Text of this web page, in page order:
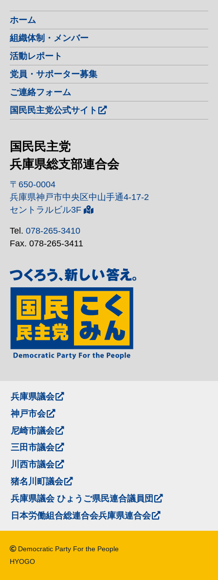
ホーム
組織体制・メンバー
活動レポート
党員・サポーター募集
ご連絡フォーム
国民民主党公式サイト
国民民主党
兵庫県総支部連合会
〒650-0004
兵庫県神戸市中央区中山手通4-17-2
セントラルビル3F
Tel. 078-265-3410
Fax. 078-265-3411
兵庫県議会
神戸市会
尼崎市議会
三田市議会
川西市議会
猪名川町議会
兵庫県議会 ひょうご県民連合議員団
日本労働組合総連合会兵庫県連合会
Democratic Party For the People
HYOGO